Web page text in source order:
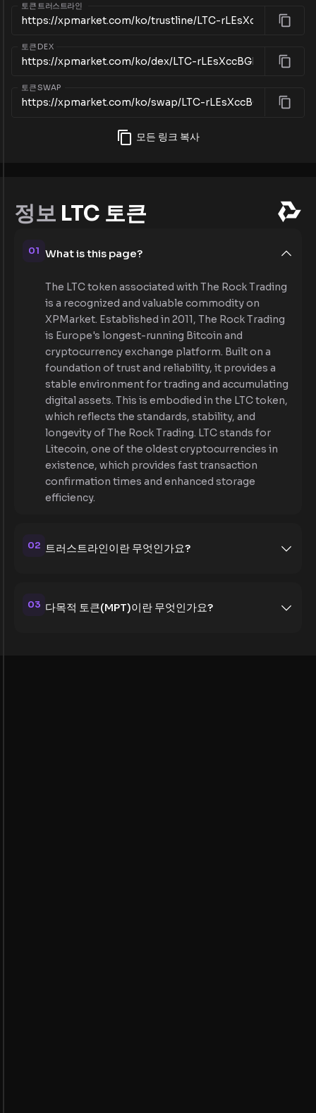
토큰 트러스트라인
토큰 DEX
토큰 SWAP
모든 링크 복사
정보 LTC 토큰
01 What is this page?
The LTC token associated with The Rock Trading
is a recognized and valuable commodity on
XPMarket. Established in 2011, The Rock Trading
is Europe's longest-running Bitcoin and
cryptocurrency exchange platform. Built on a
foundation of trust and reliability, it provides a
stable environment for trading and accumulating
digital assets. This is embodied in the LTC token,
which reflects the standards, stability, and
longevity of The Rock Trading. LTC stands for
Litecoin, one of the oldest cryptocurrencies in
existence, which provides fast transaction
confirmation times and enhanced storage
efficiency.
02 트러스트라인이란 무엇인가요?
03 다목적 토큰(MPT)이란 무엇인가요?